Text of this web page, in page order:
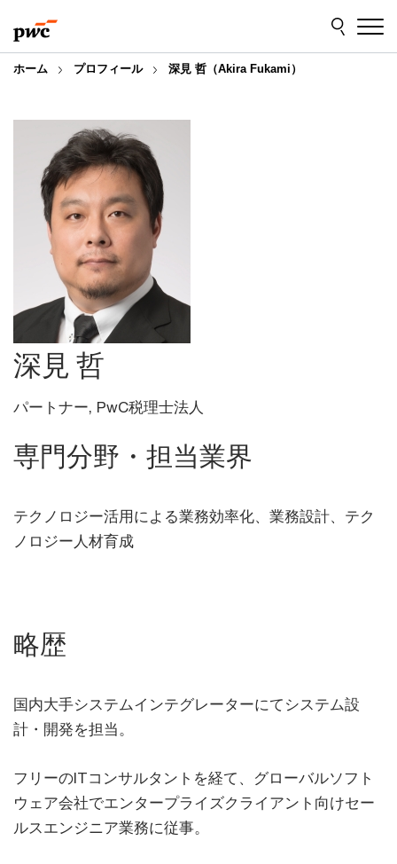
to
content
to
footer
ホーム プロフィール 深見 哲（Akira Fukami）
深見 哲
パートナー, PwC税理士法人
専門分野・担当業界
テクノロジー活用による業務効率化、業務設計、テク
ノロジー人材育成
略歴
国内大手システムインテグレーターにてシステム設
計・開発を担当。
フリーのITコンサルタントを経て、グローバルソフト
ウェア会社でエンタープライズクライアント向けセー
ルスエンジニア業務に従事。